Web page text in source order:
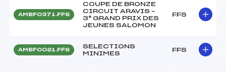
AMBF0371.FFS
COUPE DE BRONZE
CIRCUIT ARAVIS –
3° GRAND PRIX DES
JEUNES SALOMON
FFS
AMBF0021.FFS
SELECTIONS
MINIMES
FFS